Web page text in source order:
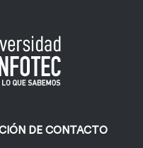
DE CONTACTO